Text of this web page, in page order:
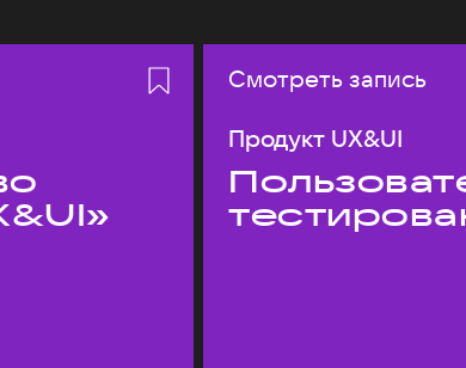
Смотреть запись
Продукт UX&UI